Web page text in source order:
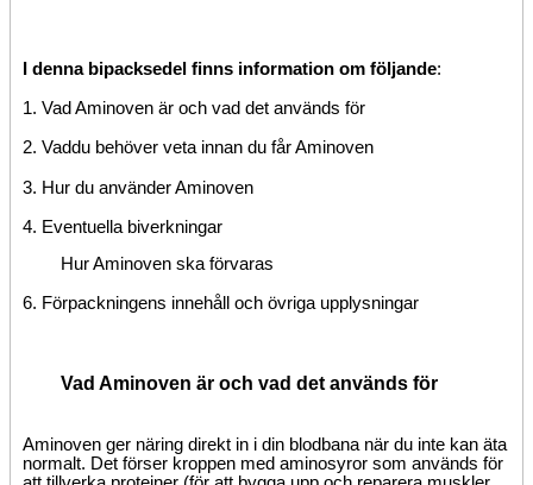
I denna bipacksedel finns information om följande:
1. Vad Aminoven är och vad det används för
2. Vaddu behöver veta innan du får Aminoven
3. Hur du använder Aminoven
4. Eventuella biverkningar
Hur Aminoven ska förvaras
6. Förpackningens innehåll och övriga upplysningar
Vad Aminoven är och vad det används för
Aminoven ger näring direkt in i din blodbana när du inte kan äta
normalt. Det förser kroppen med aminosyror som används för